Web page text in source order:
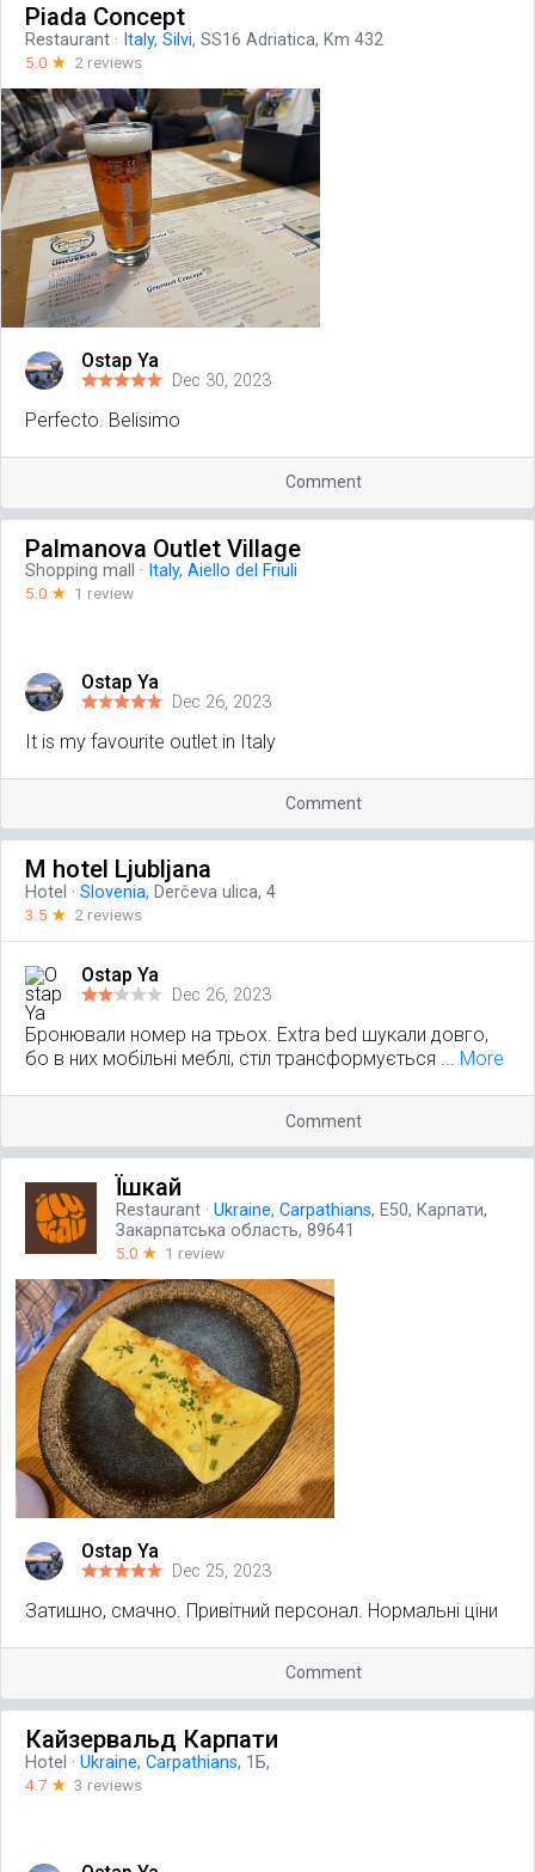
Piada Concept
Restaurant · Italy, Silvi, SS16 Adriatica, Km 432
5.0 ☆ 2 reviews
Ostap Ya
Dec 30, 2023
Perfecto. Belisimo
Comment
Palmanova Outlet Village
Shopping mall · Italy, Aiello del Friuli
5.0 ☆ 1 review
Ostap Ya
Dec 26, 2023
It is my favourite outlet in Italy
Comment
M hotel Ljubljana
Hotel · Slovenia, Derčeva ulica, 4
3.5 ☆ 2 reviews
Ostap Ya
Dec 26, 2023
Бронювали номер на трьох. Extra bed шукали довго,
бо в них мобільні меблі, стіл трансформується ... More
Comment
Їшкай
Restaurant · Ukraine, Carpathians, Е50, Карпати,
Закарпатська область, 89641
5.0 ☆ 1 review
Ostap Ya
Dec 25, 2023
Затишно, смачно. Привітний персонал. Нормальні ціни
Comment
Кайзервальд Карпати
Hotel · Ukraine, Carpathians, 1Б,
4.7 ☆ 3 reviews